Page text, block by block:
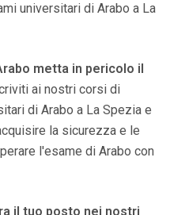
universitari di Arabo a La
metta in pericolo il
ai nostri corsi di
di Arabo a La Spezia e
la sicurezza e le
l'esame di Arabo con
il tuo posto nei nostri